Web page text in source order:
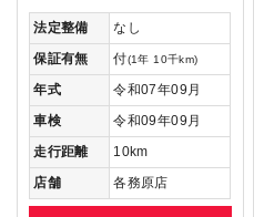
法定整備
なし
保証有無
付(1年 10千km)
年式
令和07年09月
車検
令和09年09月
走行距離
10km
店舗
各務原店